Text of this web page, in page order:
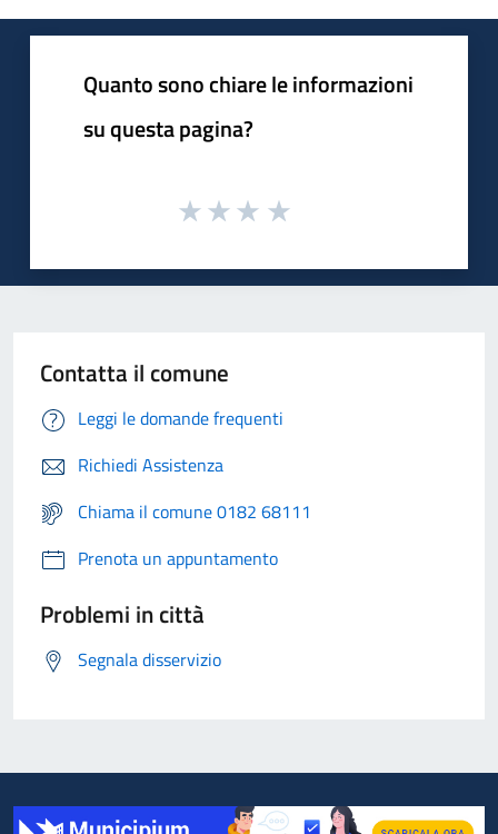
Quanto sono chiare le informazioni
su questa pagina?
Contatta il comune
Leggi le domande frequenti
Richiedi Assistenza
Chiama il comune 0182 68111
Prenota un appuntamento
Problemi in città
Segnala disservizio